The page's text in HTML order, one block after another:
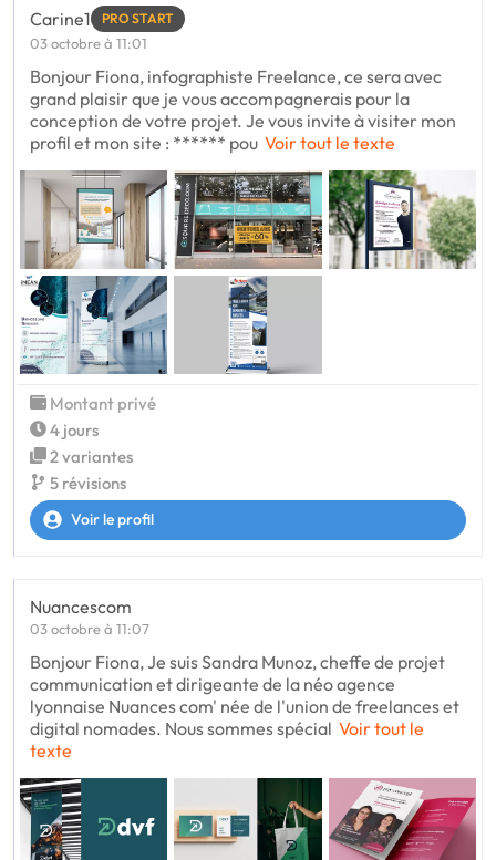
Carine1 PRO START
03 octobre à 11:01
Bonjour Fiona, infographiste Freelance, ce sera avec
grand plaisir que je vous accompagnerais pour la
conception de votre projet. Je vous invite à visiter mon
profil et mon site : ****** pou Voir tout le texte
Montant privé
4 jours
2 variantes
5 révisions
Voir le profil
Nuancescom
03 octobre à 11:07
Bonjour Fiona, Je suis Sandra Munoz, cheffe de projet
communication et dirigeante de la néo agence
lyonnaise Nuances com' née de l'union de freelances et
digital nomades. Nous sommes spécial Voir tout le
texte